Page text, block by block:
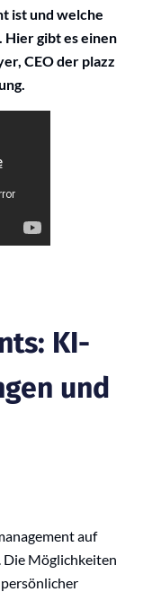
ist und welche
Hier gibt es einen
CEO der plazz
KI-
und
auf
Möglichkeiten